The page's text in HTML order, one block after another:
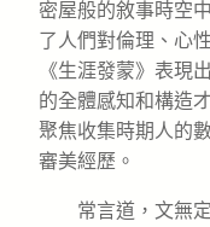
密屋般的敘事時空
了人們對倫理、心
《生涯發蒙》表現
的全體感知和構造
聚焦收集時期人的
審美經歷。
常言道，文無